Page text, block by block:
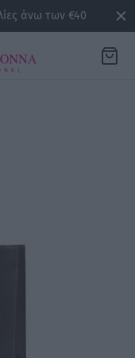
άνω των €40